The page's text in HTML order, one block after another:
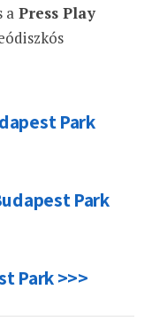
a Press Play
Park
Park
Park >>>